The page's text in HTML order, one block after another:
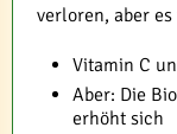
verloren, aber
Vitamin C
Aber: Die
erhöht sich